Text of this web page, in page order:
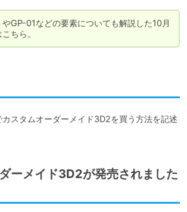
GP-01などの要素についても解説した10月
ちら。
スタムオーダーメイド3D2を買う方法を記述
ーメイド3D2が発売されました